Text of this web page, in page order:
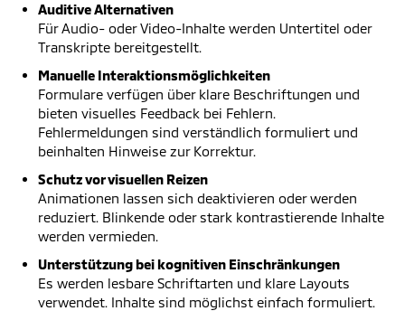
Auditive Alternativen
Für Audio- oder Video-Inhalte werden Untertitel oder
Transkripte bereitgestellt.
Manuelle Interaktionsmöglichkeiten
Formulare verfügen über klare Beschriftungen und
bieten visuelles Feedback bei Fehlern.
Fehlermeldungen sind verständlich formuliert und
beinhalten Hinweise zur Korrektur.
Schutz vor visuellen Reizen
Animationen lassen sich deaktivieren oder werden
reduziert. Blinkende oder stark kontrastierende Inhalte
werden vermieden.
Unterstützung bei kognitiven Einschränkungen
Es werden lesbare Schriftarten und klare Layouts
verwendet. Inhalte sind möglichst einfach formuliert.